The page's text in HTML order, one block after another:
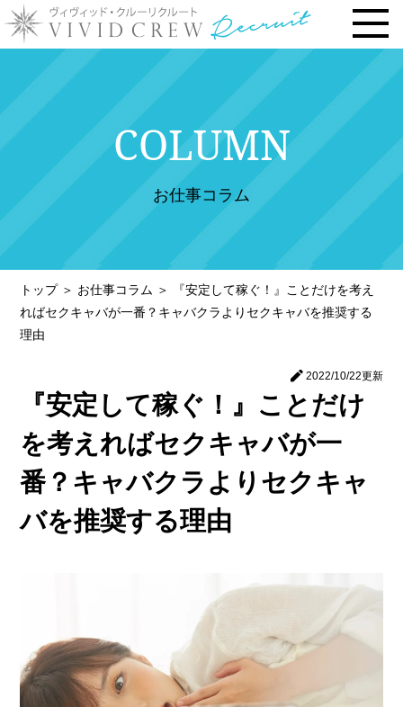
トップページ
お仕事内容
› 時給・お給料について
› 勤務地で選ぶ
› 安心の研修システム
› 風俗店・キャバクラ店との違い
› お客様との連絡先交換一切なし
› 体験入店について
他店との違い
› 他店とのお給料比較
› 他店との考え方比較
› 他店との待遇の比較
› 他店との送りの比較
› VIVIDCREW梅田堂山店
› Madame 2nd virgin 十三
› VIVIDCREWマダム梅田店
COLUMN
お仕事コラム
トップ＞ お仕事コラム ＞
『安定して稼ぐ！』ことだけを考え
ればセクキャバが一番？キャバクラよりセクキャバを推奨する
理由
2022/10/22更新
『安定して稼ぐ！』ことだけ
を考えればセクキャバが一
番？キャバクラよりセクキャ
バを推奨する理由